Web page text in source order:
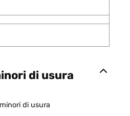
di usura
di usura